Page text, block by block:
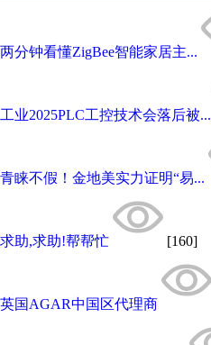
两分钟看懂ZigBee智能家居主...
工业2025PLC工控技术会落后被...
青睐不假！金地美实力证明“易...
求助,求助!帮帮忙 [160]
英国AGAR中国区代理商